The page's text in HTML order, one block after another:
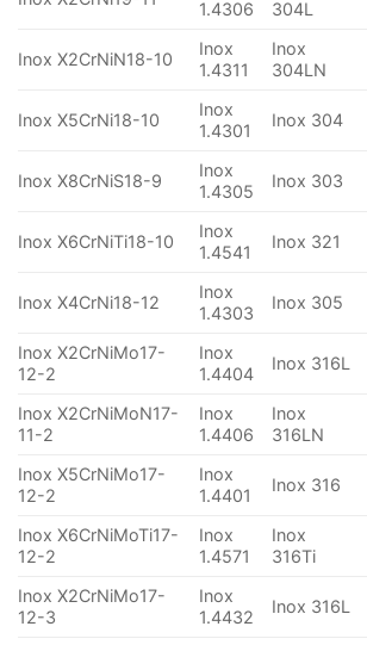
1.4306
304L
Inox X2CrNiN18-10
Inox
1.4311
Inox
304LN
Inox X5CrNi18-10
Inox
1.4301
Inox 304
Inox X8CrNiS18-9
Inox
1.4305
Inox 303
Inox X6CrNiTi18-10
Inox
1.4541
Inox 321
Inox X4CrNi18-12
Inox
1.4303
Inox 305
Inox X2CrNiMo17-
12-2
Inox
1.4404
Inox 316L
Inox X2CrNiMoN17-
11-2
Inox
1.4406
Inox
316LN
Inox X5CrNiMo17-
12-2
Inox
1.4401
Inox 316
Inox X6CrNiMoTi17-
12-2
Inox
1.4571
Inox
316Ti
Inox X2CrNiMo17-
12-3
Inox
1.4432
Inox 316L